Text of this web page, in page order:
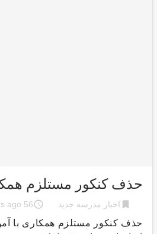
حذف کنکور مستلزم
bookmark اخبار مدرسه جدید access_time
56 years ago
حذف کنکور مستلزم همکاری با